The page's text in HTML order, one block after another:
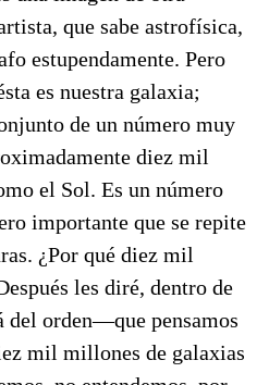
que sabe astrofísica,
estupendamente. Pero
es nuestra galaxia;
de un número muy
diez mil
el Sol. Es un número
importante que se repite
¿Por qué diez mil
les diré, dentro de
del orden—que pensamos
mil millones de galaxias